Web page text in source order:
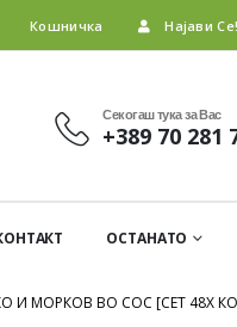
Кошничка Најави Се!
Секогаш тука за Вас
+389 70 281
ОСТАНАТО
И МОРКОВ ВО СОС [СЕТ 48Х